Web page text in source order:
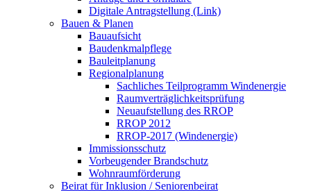
Digitale Antragstellung (Link)
Bauen & Planen
Bauaufsicht
Baudenkmalpflege
Bauleitplanung
Regionalplanung
Sachliches Teilprogramm Windenergie
Raumverträglichkeitsprüfung
Neuaufstellung des RROP
RROP 2012
RROP-2017 (Windenergie)
Immissionsschutz
Vorbeugender Brandschutz
Wohnraumförderung
Beirat für Inklusion / Seniorenbeirat